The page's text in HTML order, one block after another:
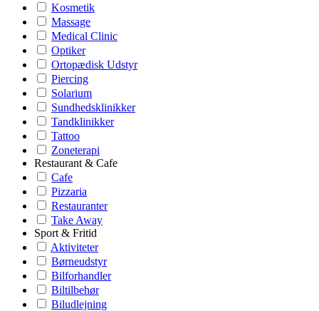
Kosmetik
Massage
Medical Clinic
Optiker
Ortopædisk Udstyr
Piercing
Solarium
Sundhedsklinikker
Tandklinikker
Tattoo
Zoneterapi
Restaurant & Cafe
Cafe
Pizzaria
Restauranter
Take Away
Sport & Fritid
Aktiviteter
Børneudstyr
Bilforhandler
Biltilbehør
Biludlejning